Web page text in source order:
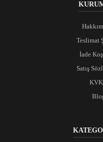
Teslimat
İade
Satış